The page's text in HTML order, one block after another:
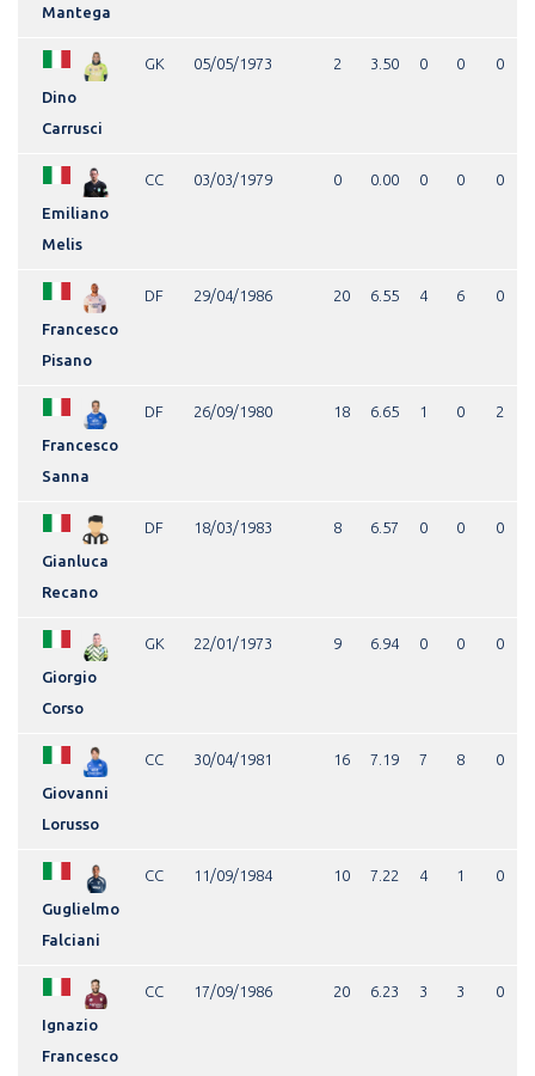
Mantega
Dino
Carrusci
GK 05/05/1973 2 3.50 0 0 0
Emiliano
Melis
CC 03/03/1979 0 0.00 0 0 0
Francesco
Pisano
DF 29/04/1986 20 6.55 4 6 0
Francesco
Sanna
DF 26/09/1980 18 6.65 1 0 2
Gianluca
Recano
DF 18/03/1983 8 6.57 0 0 0
Giorgio
Corso
GK 22/01/1973 9 6.94 0 0 0
Giovanni
Lorusso
CC 30/04/1981 16 7.19 7 8 0
Guglielmo
Falciani
CC 11/09/1984 10 7.22 4 1 0
Ignazio
Francesco
CC 17/09/1986 20 6.23 3 3 0